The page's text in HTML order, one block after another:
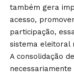
também gera
acesso,
participação,
sistema eleitoral
A consolidação